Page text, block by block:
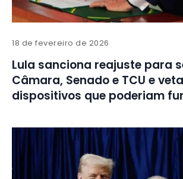
18 de fevereiro de 2026
Lula sanciona reajuste para
Câmara, Senado e TCU e veta
dispositivos que poderiam